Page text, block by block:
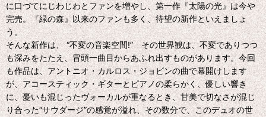
に口づてにじわじわとファンを増やし、第一作『太陽の光』は今や
完売。『緑の森』以来のファンも多く、待望の新作といえましょ
う。
そんな新作は、 “不変の音楽空間!” その世界観は、不変でありつつ
も深みをたたえ、冒頭一曲目からあふれ出すものがあります。今回
も作品は、アントニオ・カルロス・ジョビンの曲で幕開けします
が、アコースティック・ギターとピアノの柔らかく、優しい響き
に、憂いも混じったヴォーカルが重なるとき、甘美で切なさが混じ
り合った“サウダージ”の感覚が溢れ、その数分で、このデュオの世